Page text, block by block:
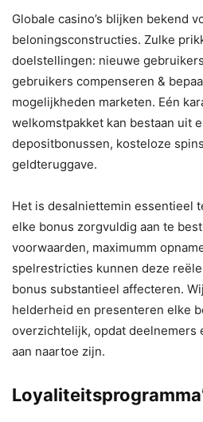
Globale casino’s blijken bekend
beloningsconstructies. Zulke
doelstellingen: nieuwe
gebruikers compenseren &
mogelijkheden marketen. Eén
welkomstpakket kan bestaan uit
depositbonussen, kosteloze
geldteruggave.
Het is desalniettemin essentieel
elke bonus zorgvuldig aan te
voorwaarden, maximumm
spelrestricties kunnen deze
bonus substantieel affecteren.
helderheid en presenteren elke
overzichtelijk, opdat deelnemers
aan naartoe zijn.